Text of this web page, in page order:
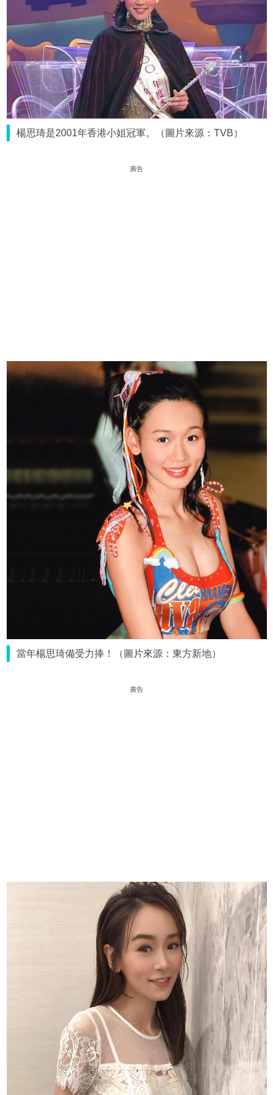
楊思琦是2001年香港小姐冠軍。（圖片來源：TVB）
廣告
當年楊思琦備受力捧！（圖片來源：東方新地）
廣告